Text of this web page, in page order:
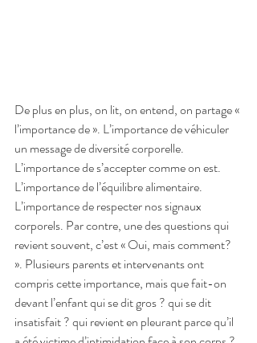
De plus en plus, on lit, on entend, on partage «
l’importance de ». L’importance de véhiculer
un message de diversité corporelle.
L’importance de s’accepter comme on est.
L’importance de l’équilibre alimentaire.
L’importance de respecter nos signaux
corporels. Par contre, une des questions qui
revient souvent, c’est « Oui, mais comment?
». Plusieurs parents et intervenants ont
compris cette importance, mais que fait-on
devant l’enfant qui se dit gros ? qui se dit
insatisfait ? qui revient en pleurant parce qu’il